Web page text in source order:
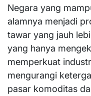
Negara yang
alamnya menjadi
tawar yang jauh
yang hanya
memperkuat
mengurangi
pasar komoditas